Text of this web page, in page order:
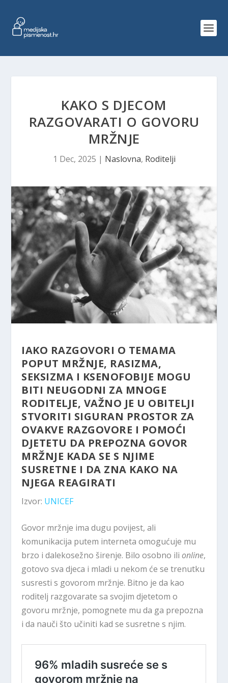
KAKO S DJECOM
RAZGOVARATI O GOVORU
MRŽNJE
1 Dec, 2025 | Naslovna, Roditelji
IAKO RAZGOVORI O TEMAMA
POPUT MRŽNJE, RASIZMA,
SEKSIZMA I KSENOFOBIJE MOGU
BITI NEUGODNI ZA MNOGE
RODITELJE, VAŽNO JE U OBITELJI
STVORITI SIGURAN PROSTOR ZA
OVAKVE RAZGOVORE I POMOĆI
DJETETU DA PREPOZNA GOVOR
MRŽNJE KADA SE S NJIME
SUSRETNE I DA ZNA KAKO NA
NJEGA REAGIRATI
Izvor: UNICEF
Govor mržnje ima dugu povijest, ali
komunikacija putem interneta omogućuje mu
brzo i dalekosežno širenje. Bilo osobno ilionline,
gotovo sva djeca i mladi u nekom će se trenutku
susresti s govorom mržnje. Bitno je da kao
roditelj razgovarate sa svojim djetetom o
govoru mržnje, pomognete mu da ga prepozna
i da nauči što učiniti kad se susretne s njim.